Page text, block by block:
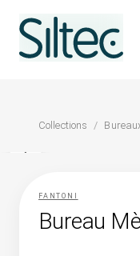
Collections /
FANTONI
Bureau